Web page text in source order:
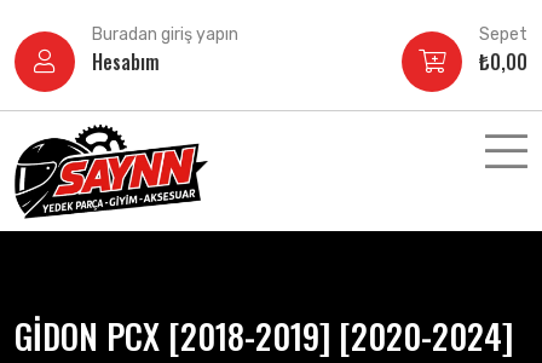
atla
Buradan giriş yapın
Hesabım
Sepet
₺0,00
GİDON PCX [2018-2019] [2020-2024]